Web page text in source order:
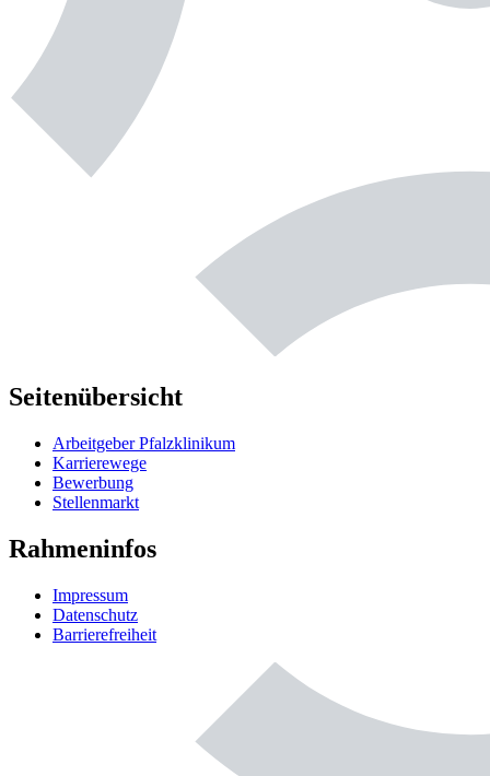
Seitenübersicht
Arbeitgeber Pfalzklinikum
Karrierewege
Bewerbung
Stellenmarkt
Rahmeninfos
Impressum
Datenschutz
Barrierefreiheit